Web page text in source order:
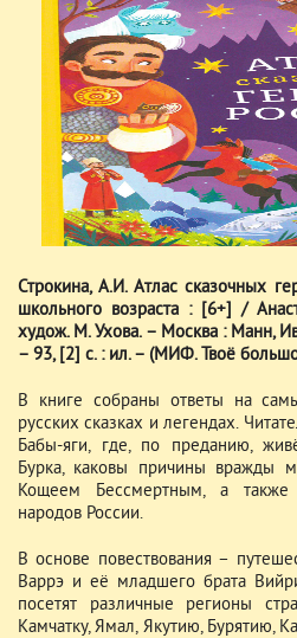
Строкина, А.И. Атлас сказочных
школьного возраста : [6+] /
худож. М. Ухова. – Москва : Манн,
– 93, [2] с. : ил. – (МИФ. Твоё
В книге собраны ответы на
русских сказках и легендах.
Бабы-яги, где, по преданию,
Бурка, каковы причины вражды
Кощеем Бессмертным, а
народов России.
В основе повествования –
Варрэ и её младшего брата
посетят различные регионы
Камчатку, Ямал, Якутию, Бурятию,